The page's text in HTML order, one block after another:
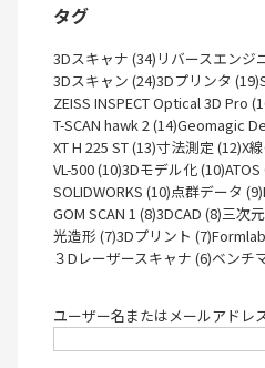
タグ
3Dスキャナ (34) リバースエンジ
3Dスキャン (24)3Dプリンタ (19)
ZEISS INSPECT Optical 3D Pro
T-SCAN hawk 2 (14)Geomagic
XT H 225 ST (13)寸法測定 (12)X
VL-500 (10)3Dモデル化 (10)
SOLIDWORKS (10)点群データ (9)
GOM SCAN 1 (8)3DCAD (8)三次
光造形 (7)3Dプリント (7)
３Dレーザースキャナ (6)ベンチ
ユーザー名またはメールアドレ